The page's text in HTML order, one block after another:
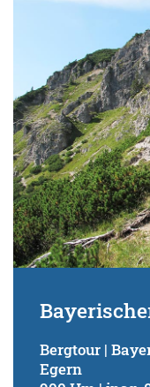
Bergtour |
Egern